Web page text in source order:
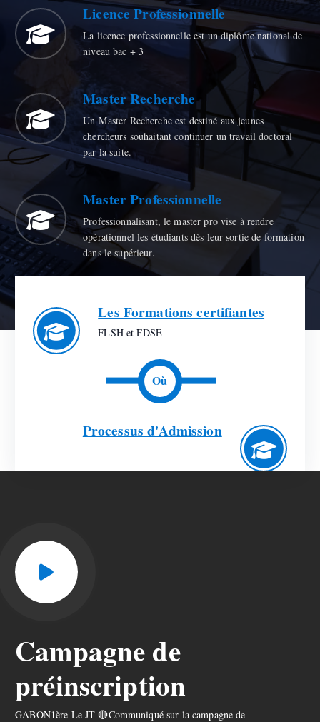
Licence Professionnelle
La licence professionnelle est un diplôme national de
niveau bac + 3
Master Recherche
Un Master Recherche est destiné aux jeunes
chercheurs souhaitant continuer un travail doctoral
par la suite.
Master Professionnelle
Professionnalisant, le master pro vise à rendre
opérationnel les étudiants dès leur sortie de formation
dans le supérieur.
Les Formations certifiantes
FLSH et FDSE
Où
Processus d'Admission
Campagne de
préinscription
GABON1ère Le JT 🔴Communiqué sur la campagne de